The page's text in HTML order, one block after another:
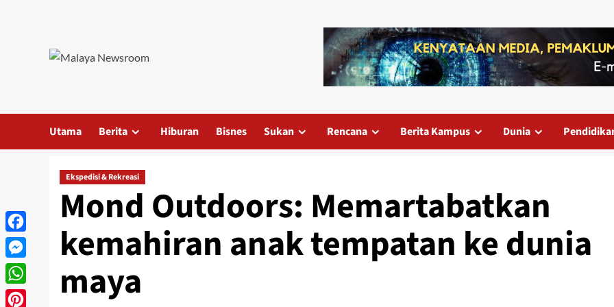
Utama Berita Hiburan Bisnes Sukan Rencana Berita Kampus Dunia
Ekspedisi & Rekreasi
Mond Outdoors: Memartabatkan
kemahiran anak tempatan ke dunia
maya
Facebook
Messenger
WhatsApp